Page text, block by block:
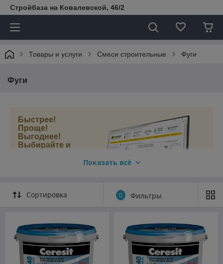
Стройбаза на Ковалевской, 46/2
Товары и услуги Смеси строительные Фуги
Фуги
Быстрее!
Проще!
Выгоднее!
Выбирайте и
Ассортимент еще шире;
Скидки и акции;
Автоматический расчет доставки и разгрузки;
Показать всё
Сортировка 0 Фильтры